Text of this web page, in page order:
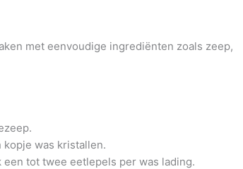
met eenvoudige ingrediënten zoals zeep,
kopje was kristallen.
tot twee eetlepels per was lading.